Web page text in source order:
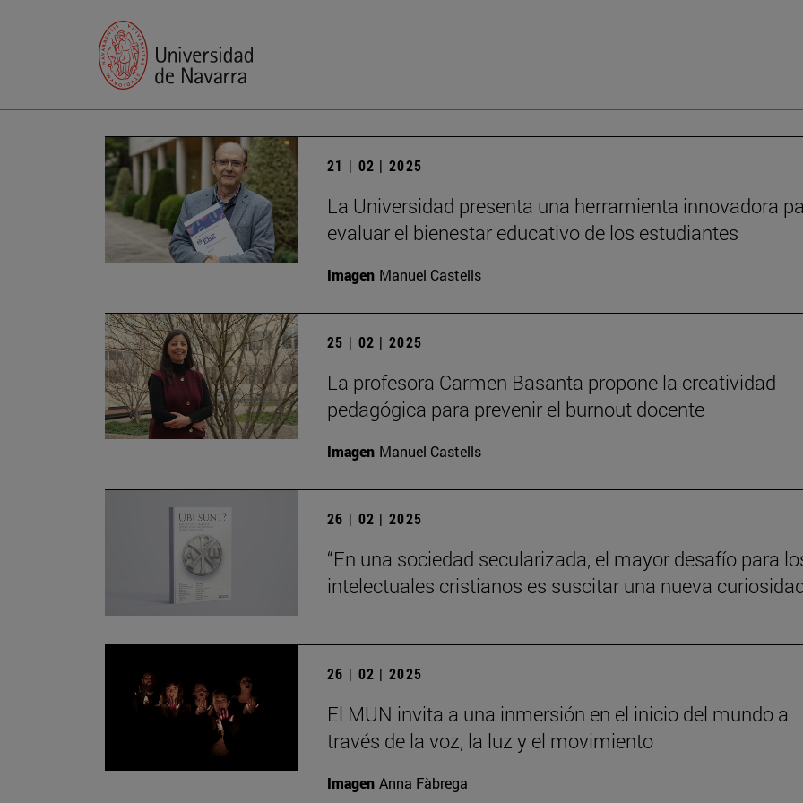
21 | 02 | 2025
La Universidad presenta una herramienta innovadora
evaluar el bienestar educativo de los estudiantes
Imagen Manuel Castells
25 | 02 | 2025
La profesora Carmen Basanta propone la creatividad
pedagógica para prevenir el burnout docente
Imagen Manuel Castells
26 | 02 | 2025
“En una sociedad secularizada, el mayor desafío para
intelectuales cristianos es suscitar una nueva
26 | 02 | 2025
El MUN invita a una inmersión en el inicio del mundo a
través de la voz, la luz y el movimiento
Imagen Anna Fàbrega